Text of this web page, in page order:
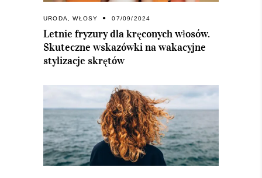
URODA,WŁOSY 07/09/2024
Letnie fryzury dla kręconych włosów.
Skuteczne wskazówki na wakacyjne
stylizacje skrętów